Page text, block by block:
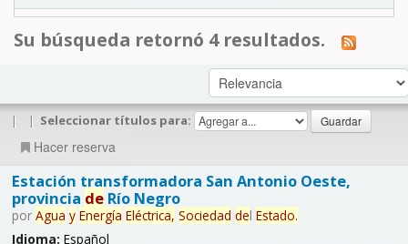
Su búsqueda retornó 4 resultados.
| | Seleccionar títulos para:
Hacer reserva
Estación transformadora San Antonio Oeste,
provincia deRío Negro
por Agua y Energía Eléctrica, Sociedad del Estado.
Idioma: Español